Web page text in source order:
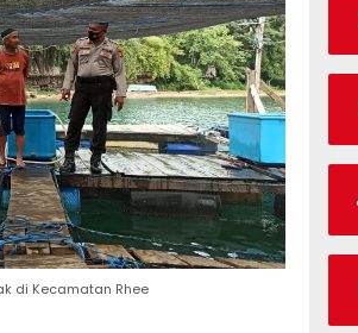
di Kecamatan Rhee